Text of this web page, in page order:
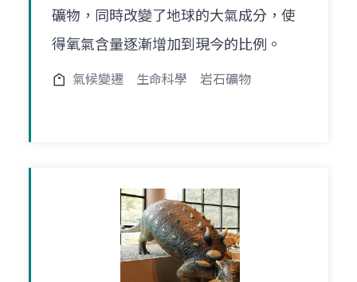
礦物，同時改變了地球的大氣成分，使
得氧氣含量逐漸增加到現今的比例。
氣候變遷 生命科學 岩石礦物